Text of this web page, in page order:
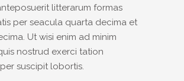
litterarum formas
per seacula quarta decima et
Ut wisi enim ad minim
nostrud exerci tation
suscipit lobortis.